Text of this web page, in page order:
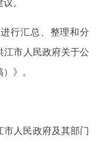
行汇总、整理和分
市人民政府关于公
》。
市人民政府及其部门